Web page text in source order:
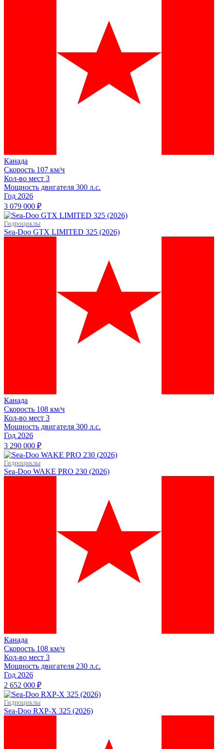
Канада
Скорость 107 км/ч
Кол-во мест 3
Мощность двигателя 300 л.с.
Год 2026
3 079 000 ₽
Гидроциклы
Sea-Doo GTX LIMITED 325 (2026)
Канада
Скорость 108 км/ч
Кол-во мест 3
Мощность двигателя 300 л.с.
Год 2026
3 290 000 ₽
Гидроциклы
Sea-Doo WAKE PRO 230 (2026)
Канада
Скорость 108 км/ч
Кол-во мест 3
Мощность двигателя 230 л.с.
Год 2026
2 652 000 ₽
Гидроциклы
Sea-Doo RXP-X 325 (2026)